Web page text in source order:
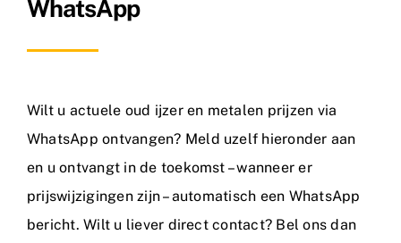
WhatsApp
Wilt u actuele oud ijzer en metalen prijzen via
WhatsApp ontvangen? Meld uzelf hieronder aan
en u ontvangt in de toekomst – wanneer er
prijswijzigingen zijn – automatisch een WhatsApp
bericht. Wilt u liever directcontact? Bel ons dan